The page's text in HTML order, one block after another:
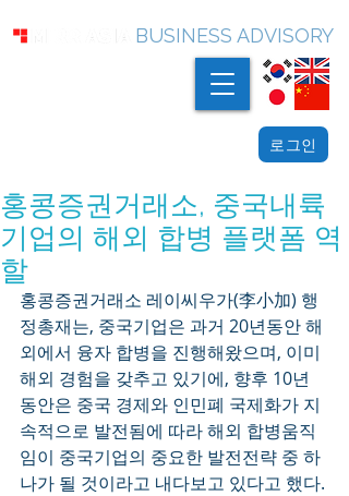
BUSINESS ADVISORY
로그인
홍콩증권거래소, 중국내륙
기업의 해외 합병 플랫폼 역
할
홍콩증권거래소 레이씨우가(李小加) 행
정총재는, 중국기업은 과거 20년동안 해
외에서 융자 합병을 진행해왔으며, 이미
해외 경험을 갖추고 있기에, 향후 10년
동안은 중국 경제와 인민폐 국제화가 지
속적으로 발전됨에 따라 해외 합병움직
임이 중국기업의 중요한 발전전략 중 하
나가 될 것이라고 내다보고 있다고 했다.